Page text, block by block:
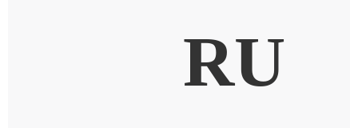
RU